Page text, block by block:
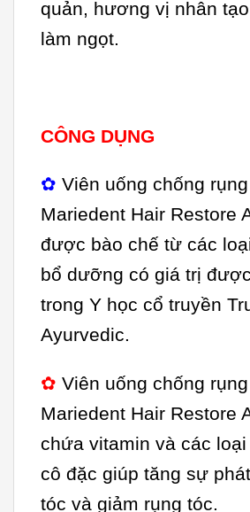
quản, hương vị nhân
làm ngọt.
CÔNG DỤNG
✿ Viên uống chống
Mariedent Hair Restore
được bào chế từ các
bổ dưỡng có giá trị
trong Y học cổ truyền
Ayurvedic.
✿ Viên uống chống
Mariedent Hair Restore
chứa vitamin và các
cô đặc giúp tăng sự
tóc và giảm rụng tóc.